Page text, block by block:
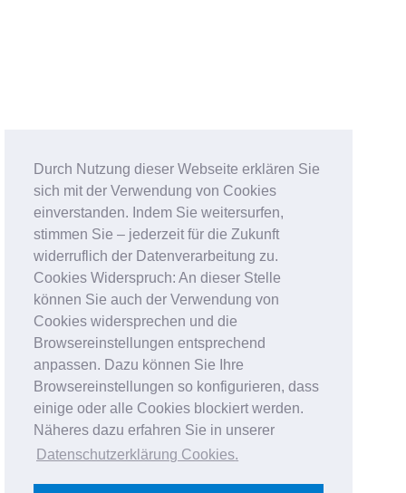
Durch Nutzung dieser Webseite erklären Sie
sich mit der Verwendung von Cookies
einverstanden. Indem Sie weitersurfen,
stimmen Sie – jederzeit für die Zukunft
widerruflich der Datenverarbeitung zu.
Cookies Widerspruch: An dieser Stelle
können Sie auch der Verwendung von
Cookies widersprechen und die
Browsereinstellungen entsprechend
anpassen. Dazu können Sie Ihre
Browsereinstellungen so konfigurieren, dass
einige oder alle Cookies blockiert werden.
Näheres dazu erfahren Sie in unserer
Datenschutzerklärung Cookies.